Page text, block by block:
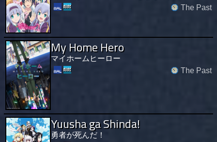
The Past
My Home Hero
マイホームヒーロー
The Past
Yuusha ga Shinda!
勇者が死んだ！